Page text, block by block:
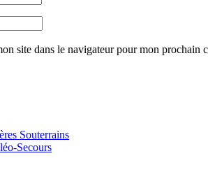
site dans le navigateur pour mon prochain
Souterrains
Secours